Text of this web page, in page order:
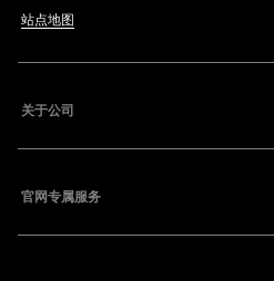
站点地图
关于公司
官网专属服务